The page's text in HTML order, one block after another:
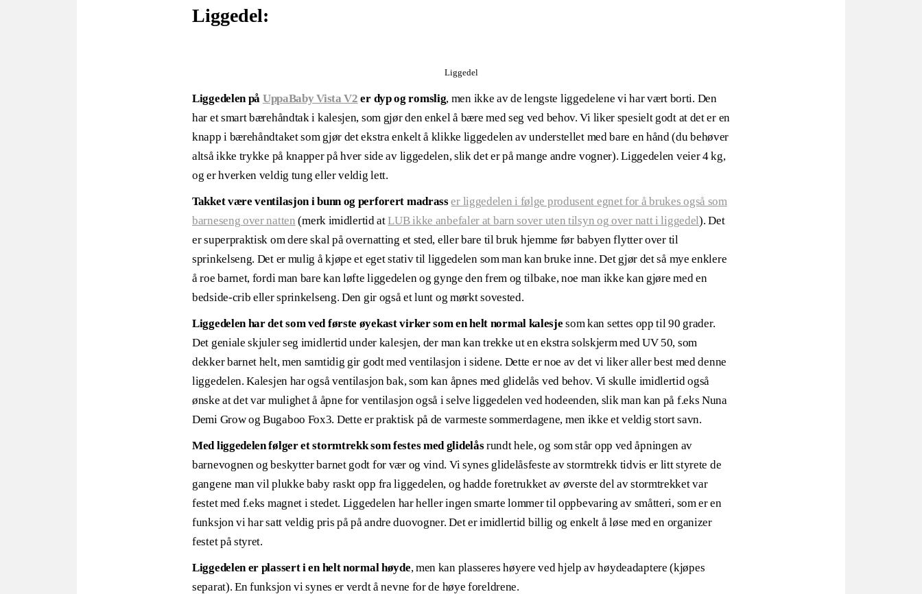
Liggedel:
Liggedel
Liggedelen på UppaBaby Vista V2 er dyp og romslig, men ikke av de lengste liggedelene vi har vært borti. Den
har et smart bærehåndtak i kalesjen, som gjør den enkel å bære med seg ved behov. Vi liker spesielt godt at det er en
knapp i bærehåndtaket som gjør det ekstra enkelt å klikke liggedelen av understellet med bare en hånd (du behøver
altså ikke trykke på knapper på hver side av liggedelen, slik det er på mange andre vogner). Liggedelen veier 4 kg,
og er hverken veldig tung eller veldig lett.
Takket være ventilasjon i bunn og perforert madrasser liggedelen i følge produsent egnet for å brukes også som
barneseng over natten (merk imidlertid atLUB ikke anbefaler at barn sover uten tilsyn og over natt i liggedel). Det
er superpraktisk om dere skal på overnatting et sted, eller bare til bruk hjemme før babyen flytter over til
sprinkelseng. Det er mulig å kjøpe et eget stativ til liggedelen som man kan bruke inne. Det gjør det så mye enklere
å roe barnet, fordi man bare kan løfte liggedelen og gynge den frem og tilbake, noe man ikke kan gjøre med en
bedside-crib eller sprinkelseng. Den gir også et lunt og mørkt sovested.
Liggedelen har det som ved første øyekast virker som en helt normal kalesje som kan settes opp til 90 grader.
Det geniale skjuler seg imidlertid under kalesjen, der man kan trekke ut en ekstra solskjerm med UV 50, som
dekker barnet helt, men samtidig gir godt med ventilasjon i sidene. Dette er noe av det vi liker aller best med denne
liggedelen. Kalesjen har også ventilasjon bak, som kan åpnes med glidelås ved behov. Vi skulle imidlertid også
ønske at det var mulighet å åpne for ventilasjon også i selve liggedelen ved hodeenden, slik man kan på f.eks Nuna
Demi Grow og Bugaboo Fox3. Dette er praktisk på de varmeste sommerdagene, men ikke et veldig stort savn.
Med liggedelen følger et stormtrekk som festes med glidelåsrundt hele, og som står opp ved åpningen av
barnevognen og beskytter barnet godt for vær og vind. Vi synes glidelåsfeste av stormtrekk tidvis er litt styrete de
gangene man vil plukke baby raskt opp fra liggedelen, og hadde foretrukket av øverste del av stormtrekket var
festet med f.eks magnet i stedet. Liggedelen har heller ingen smarte lommer til oppbevaring av småtteri, som er en
funksjon vi har satt veldig pris på på andre duovogner. Det er imidlertid billig og enkelt å løse med en organizer
festet på styret.
Liggedelen er plassert i en helt normal høyde, men kan plasseres høyere ved hjelp av høydeadaptere (kjøpes
separat). En funksjon vi synes er verdt å nevne for de høye foreldrene.